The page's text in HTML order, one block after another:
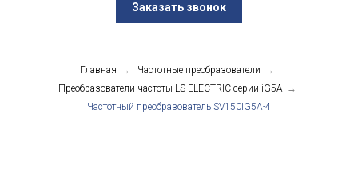
Заказать звонок
Главная → Частотные преобразователи →
Преобразователи частоты LS ELECTRIC серии iG5A →
Частотный преобразователь SV150IG5A-4